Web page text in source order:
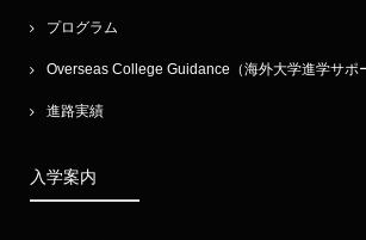
プログラム
Overseas College Guidance（海外大学進学サポ
進路実績
入学案内